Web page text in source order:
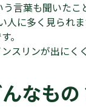
言葉も聞いたこ
人に多く見られ
。
スリンが出に
なもの